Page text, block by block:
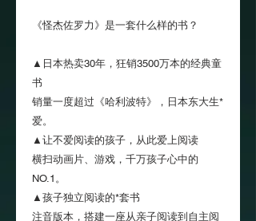
《怪杰佐罗力》是一套什么样的书？
▲日本热卖30年，狂销3500万本的经典童
书
销量一度超过《哈利波特》，日本东大生*
爱。
▲让不爱阅读的孩子，从此爱上阅读
横扫动画片、游戏，千万孩子心中的
NO.1。
▲孩子独立阅读的*套书
注音版本，搭建一座从亲子阅读到自主阅